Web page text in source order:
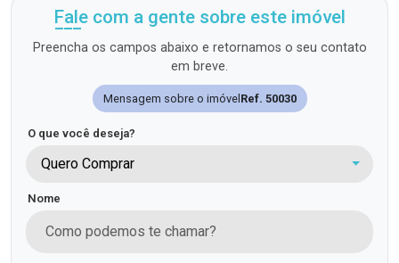
Fale com a gente sobre este imóvel
Preencha os campos abaixo e retornamos o seu contato
em breve.
Mensagem sobre o imóvel Ref. 50030
O que você deseja?
Quero Comprar
Nome